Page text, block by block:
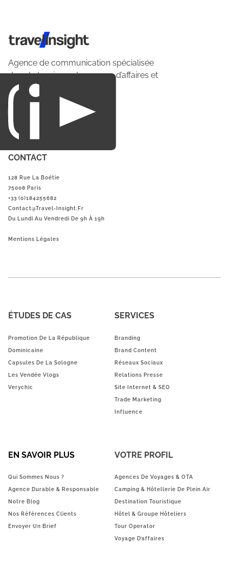
Travel Insight
Agence de communication spécialisée
dans le tourisme du voyage d’affaires et
du loisirs.
CONTACT
128 Rue La Boétie
75008 Paris
+33 (0)184255682
Contact@Travel-Insight.fr
Du Lundi Au Vendredi De 9h À 19h
Mentions Légales
ÉTUDES DE CAS
Promotion De La République
Dominicaine
Capsules De La Sologne
Les Vendée Vlogs
Verychic
SERVICES
Branding
Brand Content
Réseaux Sociaux
Relations Presse
Site Internet & SEO
Trade Marketing
Influence
EN SAVOIR PLUS
Qui Sommes Nous ?
Agence Durable & Responsable
Notre Blog
Nos Références Clients
Envoyer Un Brief
VOTRE PROFIL
Agences De Voyages & OTA
Camping & Hôtellerie De Plein Air
Destination Touristique
Hôtel & Groupe Hôteliers
Tour Operator
Voyage D’affaires